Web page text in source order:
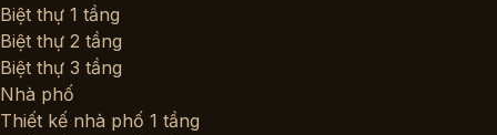
Biệt thự 1 tầng
Biệt thự 2 tầng
Biệt thự 3 tầng
Nhà phố
Thiết kế nhà phố 1 tầng